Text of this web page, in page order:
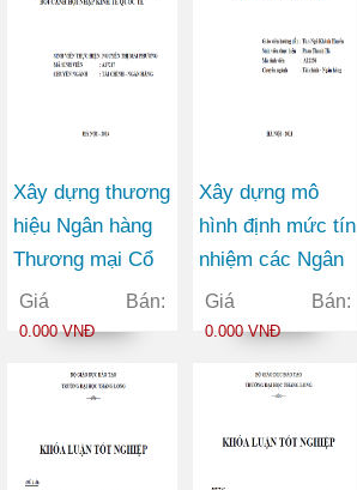
Xây dựng thương
hiệu Ngân hàng
Thương mại Cổ
phần Ngoại
thương Việt Nam
hội nhập kinh tế
Giá Bán:
0.000 VNĐ
Xây dựng mô
hình định mức tín
nhiệm các Ngân
hàng Thương mại
Cổ phần trên thị
khoán Việt Nam
Giá Bán:
0.000 VNĐ